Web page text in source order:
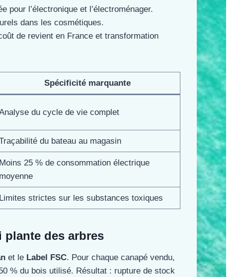
pour l’électronique et l’électroménager.
dans les cosmétiques.
de revient en France et transformation
Spécificité marquante
du cycle de vie complet
du bateau au magasin
Moins 25 % de consommation électrique
moyenne
Limites strictes sur les substances toxiques
plante des arbres
et le Label FSC. Pour chaque canapé vendu,
% du bois utilisé. Résultat : rupture de stock